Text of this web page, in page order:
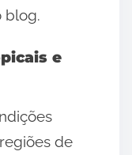
blog.
e
de